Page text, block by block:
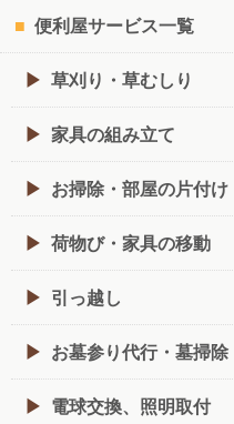
便利屋サービス一覧
草刈り・草むしり
家具の組み立て
お掃除・部屋の片付け
荷物び・家具の移動
引っ越し
お墓参り代行・墓掃除
電球交換、照明取付